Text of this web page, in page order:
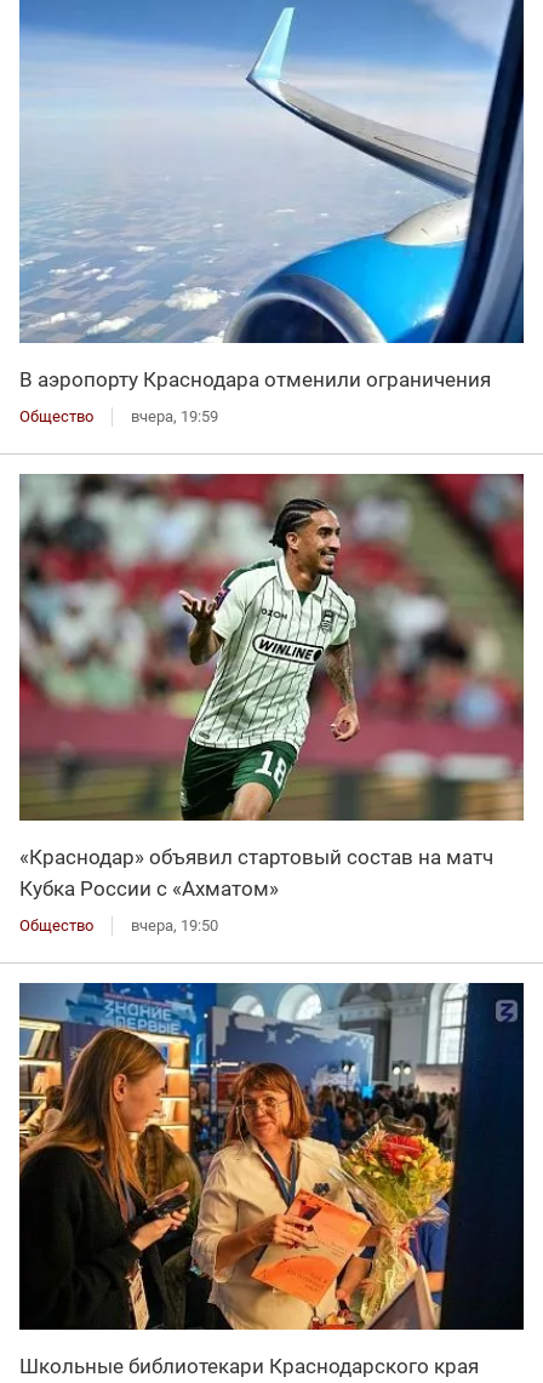
В аэропорту Краснодара отменили ограничения
Общество вчера, 19:59
«Краснодар» объявил стартовый состав на матч
Кубка России с «Ахматом»
Общество вчера, 19:50
Школьные библиотекари Краснодарского края